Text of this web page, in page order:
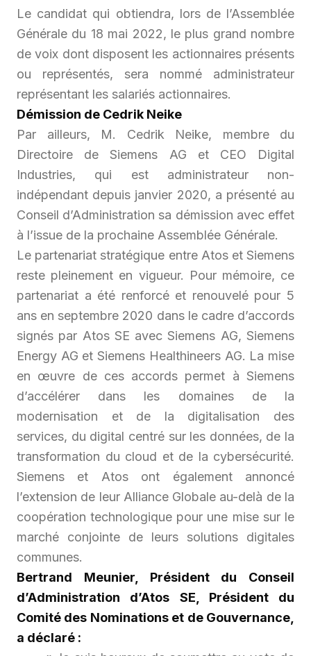
Le candidat qui obtiendra, lors de l’Assemblée
Générale du 18 mai 2022, le plus grand nombre
de voix dont disposent les actionnaires présents
ou représentés, sera nommé administrateur
représentant les salariés actionnaires.
Démission de Cedrik Neike
Par ailleurs, M. Cedrik Neike, membre du
Directoire de Siemens AG et CEO Digital
Industries, qui est administrateur non-
indépendant depuis janvier 2020, a présenté au
Conseil d’Administration sa démission avec effet
à l’issue de la prochaine Assemblée Générale.
Le partenariat stratégique entre Atos et Siemens
reste pleinement en vigueur. Pour mémoire, ce
partenariat a été renforcé et renouvelé pour 5
ans en septembre 2020 dans le cadre d’accords
signés par Atos SE avec Siemens AG, Siemens
Energy AG et Siemens Healthineers AG. La mise
en œuvre de ces accords permet à Siemens
d’accélérer dans les domaines de la
modernisation et de la digitalisation des
services, du digital centré sur les données, de la
transformation du cloud et de la cybersécurité.
Siemens et Atos ont également annoncé
l’extension de leur Alliance Globale au-delà de la
coopération technologique pour une mise sur le
marché conjointe de leurs solutions digitales
communes.
Bertrand Meunier, Président du Conseil
d’Administration d’Atos SE, Président du
Comité des Nominations et de Gouvernance,
a déclaré :